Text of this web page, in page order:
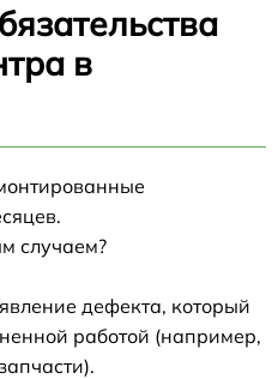
в
случаем?
дефекта, который
работой (например,